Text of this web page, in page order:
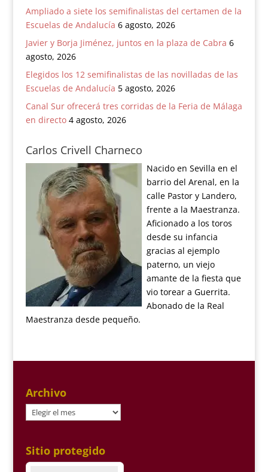
Ampliado a siete los semifinalistas del certamen de la
Escuelas de Andalucía 6 agosto, 2026
Javier y Borja Jiménez, juntos en la plaza de Cabra 6
agosto, 2026
Elegidos los 12 semifinalistas de las novilladas de las
Escuelas de Andalucía 5 agosto, 2026
Canal Sur ofrecerá tres corridas de la Feria de Málaga
en directo 4 agosto, 2026
Carlos Crivell Charneco
Nacido en Sevilla en el
barrio del Arenal, en la
calle Pastor y Landero,
frente a la Maestranza.
Aficionado a los toros
desde su infancia
gracias al ejemplo
paterno, un viejo
amante de la fiesta que
vio torear a Guerrita.
Abonado de la Real
Maestranza desde pequeño.
Archivo
Archivo
Sitio protegido